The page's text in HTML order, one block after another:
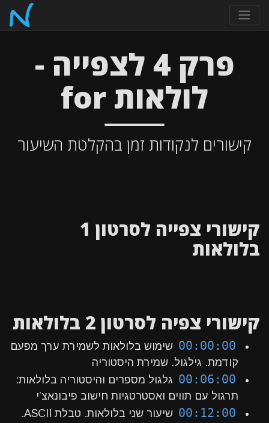
פרק 4 לצפייה -
לולאות for
קישורים לנקודות זמן בהקלטת השיעור
קישורי צפייה לסרטון 1
בלולאות
קישורי צפיה לסרטון 2 בלולאות
00:00:00 שימוש בלולאות לשמירת ערך מפעם
קודמת. גילגול. שמירת היסטוריה
00:06:00 גלגול מספרים והיסטוריה בלולאות:
תרגול עם תווים ואסטרטגיות חישוב פיבונאצ’י
00:12:00
שיעור שני בלולאות. טבלת ASCII.